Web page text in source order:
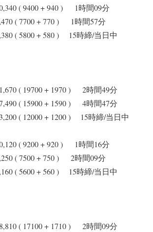
( 9400 + 940 ) 1時間09分
( 7700 + 770 ) 1時間57分
( 5800 + 580 ) 15時締/当日中
( 19700 + 1970 ) 2時間49分
( 15900 + 1590 ) 4時間47分
( 12000 + 1200 ) 15時締/当日中
( 9200 + 920 ) 1時間16分
( 7500 + 750 ) 2時間09分
( 5600 + 560 ) 15時締/当日中
( 17100 + 1710 ) 2時間09分